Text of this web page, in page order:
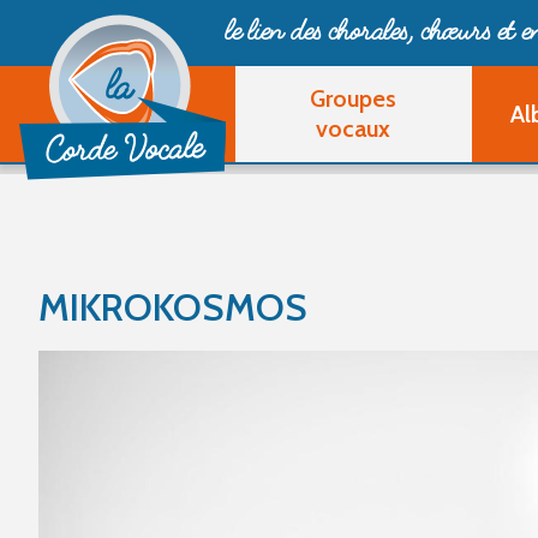
le lien des chorales, chœurset
Groupes
vocaux
MIKROKOSMOS